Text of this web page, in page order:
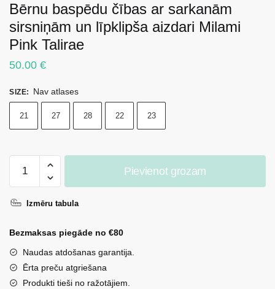
Bērnu baspēdu čības ar sarkanām
sirsniņām un līpklipša aizdari Milami
Pink Talirae
50.00 €
SIZE: Nav atlases
21 27 28 22 23
baspēdu
ar
sirsniņām
un
līpklipša
aizdari
Pievienot grozam
Izmēru tabula
Bezmaksas piegāde no €80
Naudas atdošanas garantija.
Ērta preču atgriešana
Produkti tieši no ražotājiem.